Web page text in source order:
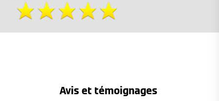
Avis et témoignages